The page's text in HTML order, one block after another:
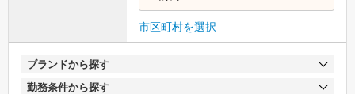
市区町村を選択
ブランドから探す
勤務条件から探す